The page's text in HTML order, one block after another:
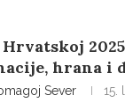
Hrvatskoj
hrana i
Sever 15.